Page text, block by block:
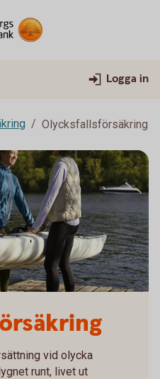
Logga in
Olycksfallsförsäkring
vid olycka
runt, livet ut